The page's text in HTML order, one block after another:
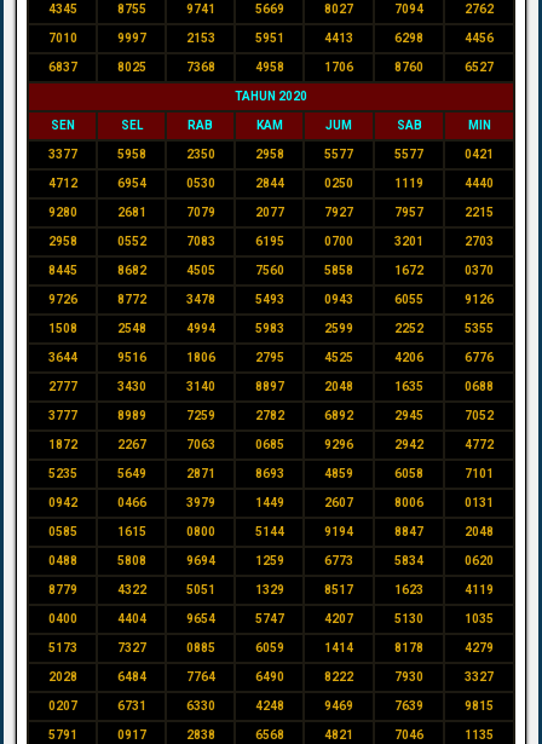
4345 8755 9741 5669 8027 7094 2762
7010 9997 2153 5951 4413 6298 4456
6837 8025 7368 4958 1706 8760 6527
TAHUN 2020
SEN SEL RAB KAM JUM SAB MIN
3377 5958 2350 2958 5577 5577 0421
4712 6954 0530 2844 0250 1119 4440
9280 2681 7079 2077 7927 7957 2215
2958 0552 7083 6195 0700 3201 2703
8445 8682 4505 7560 5858 1672 0370
9726 8772 3478 5493 0943 6055 9126
1508 2548 4994 5983 2599 2252 5355
3644 9516 1806 2795 4525 4206 6776
2777 3430 3140 8897 2048 1635 0688
3777 8989 7259 2782 6892 2945 7052
1872 2267 7063 0685 9296 2942 4772
5235 5649 2871 8693 4859 6058 7101
0942 0466 3979 1449 2607 8006 0131
0585 1615 0800 5144 9194 8847 2048
0488 5808 9694 1259 6773 5834 0620
8779 4322 5051 1329 8517 1623 4119
0400 4404 9654 5747 4207 5130 1035
5173 7327 0885 6059 1414 8178 4279
2028 6484 7764 6490 8222 7930 3327
0207 6731 6330 4248 9469 7639 9815
5791 0917 2838 6568 4821 7046 1135